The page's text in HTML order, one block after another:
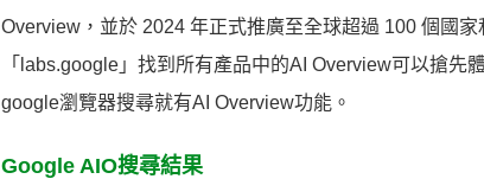
Overview，並於 2024 年正式推廣至全球超過 100 個國
「labs.google」找到所有產品中的AI Overview可以搶
google瀏覽器搜尋就有AI Overview功能。
Google AIO搜尋結果